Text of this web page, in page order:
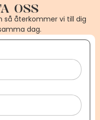
OSS
så återkommer vi till dig
dag.